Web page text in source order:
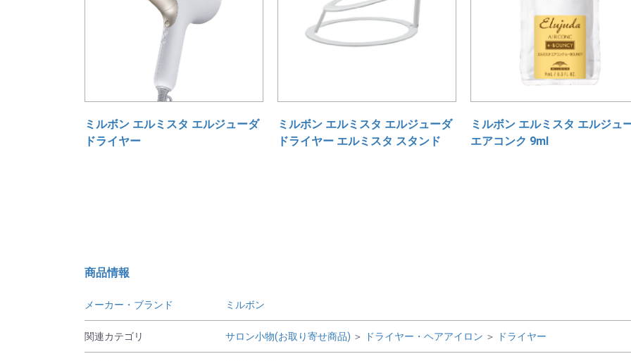
ミルボン エルミスタ エルジューダ
ドライヤー
ミルボン エルミスタ エルジューダ
ドライヤー エルミスタ スタンド
ミルボン エルミスタ エルジュ
エアコンク 9ml
商品情報
メーカー・ブランド ミルボン
関連カテゴリ サロン小物(お取り寄せ商品) ＞ ドライヤー・ヘアアイロン ＞ ドライヤー